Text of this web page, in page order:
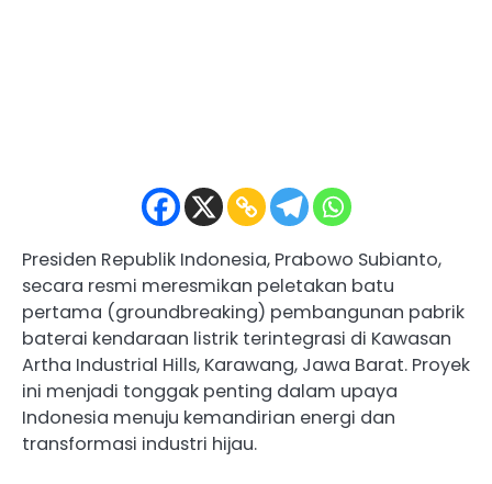
Presiden Republik Indonesia, Prabowo Subianto,
secara resmi meresmikan peletakan batu
pertama (groundbreaking) pembangunan pabrik
baterai kendaraan listrik terintegrasi di Kawasan
Artha Industrial Hills, Karawang, Jawa Barat. Proyek
ini menjadi tonggak penting dalam upaya
Indonesia menuju kemandirian energi dan
transformasi industri hijau.